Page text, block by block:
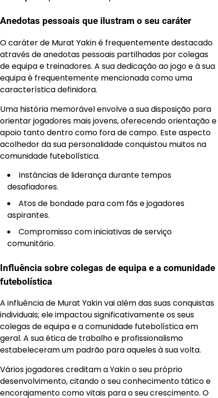
Anedotas pessoais que ilustram o seu caráter
O caráter de Murat Yakin é frequentemente destacado
através de anedotas pessoais partilhadas por colegas
de equipa e treinadores. A sua dedicação ao jogo e à sua
equipa é frequentemente mencionada como uma
característica definidora.
Uma história memorável envolve a sua disposição para
orientar jogadores mais jovens, oferecendo orientação e
apoio tanto dentro como fora de campo. Este aspecto
acolhedor da sua personalidade conquistou muitos na
comunidade futebolística.
Instâncias de liderança durante tempos
desafiadores.
Atos de bondade para com fãs e jogadores
aspirantes.
Compromisso com iniciativas de serviço
comunitário.
Influência sobre colegas de equipa e a comunidade
futebolística
A influência de Murat Yakin vai além das suas conquistas
individuais; ele impactou significativamente os seus
colegas de equipa e a comunidade futebolística em
geral. A sua ética de trabalho e profissionalismo
estabeleceram um padrão para aqueles à sua volta.
Vários jogadores creditam a Yakin o seu próprio
desenvolvimento, citando o seu conhecimento tático e
encorajamento como vitais para o seu crescimento. O